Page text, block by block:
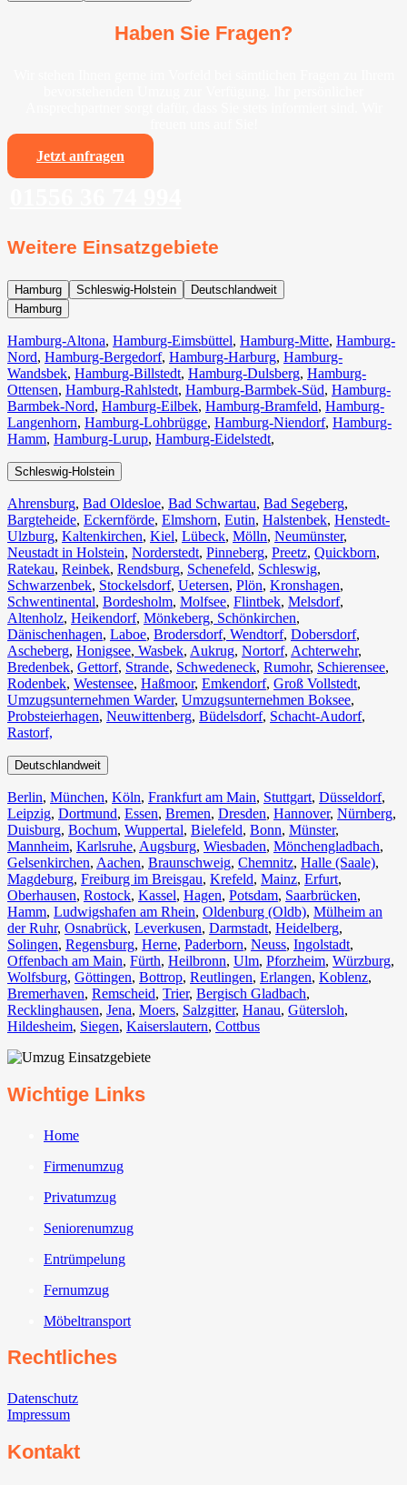
Haben Sie Fragen?
Jetzt anfragen
Weitere Einsatzgebiete
Hamburg Schleswig-Holstein
Deutschlandweit
Hamburg
Hamburg-Altona, Hamburg-Eimsbüttel, Hamburg-Mitte, Hamburg-
Nord, Hamburg-Bergedorf, Hamburg-Harburg, Hamburg-
Wandsbek, Hamburg-Billstedt, Hamburg-Dulsberg, Hamburg-
Ottensen, Hamburg-Rahlstedt, Hamburg-Barmbek-Süd, Hamburg-
Barmbek-Nord, Hamburg-Eilbek, Hamburg-Bramfeld, Hamburg-
Langenhorn, Hamburg-Lohbrügge, Hamburg-Niendorf, Hamburg-
Hamm, Hamburg-Lurup, Hamburg-Eidelstedt,
Schleswig-Holstein
Ahrensburg, Bad Oldesloe, Bad Schwartau, Bad Segeberg,
Bargteheide, Eckernförde, Elmshorn, Eutin, Halstenbek, Henstedt-
Ulzburg, Kaltenkirchen, Kiel, Lübeck, Mölln, Neumünster,
Neustadt in Holstein, Norderstedt, Pinneberg, Preetz, Quickborn,
Ratekau, Reinbek, Rendsburg, Schenefeld, Schleswig,
Schwarzenbek, Stockelsdorf, Uetersen, Plön, Kronshagen,
Schwentinental, Bordesholm, Molfsee, Flintbek, Melsdorf,
Altenholz, Heikendorf, Mönkeberg, Schönkirchen,
Dänischenhagen, Laboe, Brodersdorf, Wendtorf, Dobersdorf,
Ascheberg, Honigsee, Wasbek, Aukrug, Nortorf, Achterwehr,
Bredenbek, Gettorf, Strande, Schwedeneck, Rumohr, Schierensee,
Rodenbek, Westensee, Haßmoor, Emkendorf, Groß Vollstedt,
Umzugsunternehmen Warder, Umzugsunternehmen Boksee,
Probsteierhagen, Neuwittenberg, Büdelsdorf, Schacht-Audorf,
Rastorf,
Deutschlandweit
Berlin⁠, München, Köln⁠, Frankfurt am Main, Stuttgart, Düsseldorf,
Leipzig, Dortmund, Essen, Bremen, Dresden, Hannover, Nürnberg,
Duisburg⁠, Bochum, Wuppertal⁠, Bielefeld⁠, Bonn⁠, Münster⁠,
Mannheim, Karlsruhe, Augsburg, Wiesbaden⁠, Mönchengladbach⁠,
Gelsenkirchen⁠, Aachen⁠, Braunschweig, Chemnitz⁠, Halle (Saale)⁠,
Magdeburg, Freiburg im Breisgau⁠, Krefeld⁠, Mainz⁠, Erfurt,
Oberhausen⁠, Rostock⁠, Kassel⁠, Hagen, Potsdam, Saarbrücken⁠,
Hamm, Ludwigshafen am Rhein⁠, Oldenburg (Oldb), Mülheim an
der Ruhr, Osnabrück⁠, Leverkusen, Darmstadt⁠, Heidelberg,
Solingen, Regensburg, Herne⁠, Paderborn, Neuss, Ingolstadt,
Offenbach am Main, Fürth⁠, Heilbronn, Ulm⁠, Pforzheim, Würzburg,
Wolfsburg⁠, Göttingen, Bottrop, Reutlingen, Erlangen⁠, Koblenz,
Bremerhaven⁠, Remscheid, Trier⁠, Bergisch Gladbach,
Recklinghausen, Jena⁠, Moers⁠, Salzgitter⁠, Hanau, Gütersloh,
Hildesheim⁠, Siegen⁠, Kaiserslautern⁠, Cottbus⁠
Wichtige Links
Home
Firmenumzug
Privatumzug
Seniorenumzug
Entrümpelung
Fernumzug
Möbeltransport
Rechtliches
Datenschutz
Impressum
Kontakt